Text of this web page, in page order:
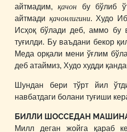
айтмадим,қачон бу бўлиб
айтмади қачонлигини. Худо
Исҳоқ бўлади деб, аммо бу
туғилди. Бу ваъдани бекор
Меда орқали мени ўғлим
деб атаймиз, Худо худди
Шундан бери тўрт йил
навбатдаги болани туғиши
БИЛЛИ ШОССЕДАН
Милл деган жойга қараб